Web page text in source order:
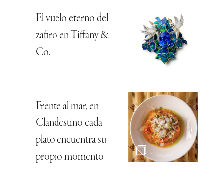
El vuelo eterno del
zafiro en Tiffany &
Co.
Frente al mar, en
Clandestino cada
plato encuentra su
propio momento